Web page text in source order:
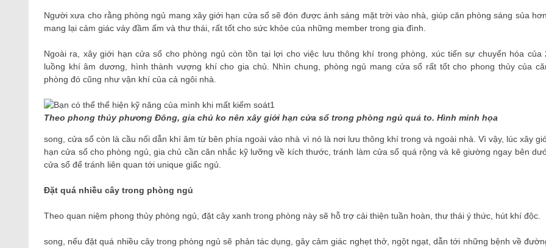
Người xưa cho rằng phòng ngủ mang xây giới hạn cửa sổ sẽ đón được ánh sáng mặt trời vào nhà, giúp căn phòng sáng sủa hơn,
mang lại cảm giác váy đầm ấm và thư thái, rất tốt cho sức khỏe của những member trong gia đình.
Ngoài ra, xây giới hạn cửa sổ cho phòng ngủ còn tồn tại lợi cho việc lưu thông khí trong phòng, xúc tiến sự chuyển hóa của
luồng khí âm dương, hình thành vượng khí cho gia chủ. Nhìn chung, phòng ngủ mang cửa sổ rất tốt cho phong thủy của
phòng đó cũng như vận khí của cả ngôi nhà.
Theo phong thủy phương Đông, gia chủ ko nên xây giới hạn cửa sổ trong phòng ngủ quá to. Hình minh họa
song, cửa sổ còn là cầu nối dẫn khí âm từ bên phía ngoài vào nhà vì nó là nơi lưu thông khí trong và ngoài nhà. Vì vậy, lúc xây
hạn cửa sổ cho phòng ngủ, gia chủ cần cân nhắc kỹ lưỡng về kích thước, tránh làm cửa sổ quá rộng và kê giường ngay bên
cửa sổ để tránh liên quan tới unique giấc ngủ.
Đặt quá nhiều cây trong phòng ngủ
Theo quan niệm phong thủy phòng ngủ, đặt cây xanh trong phòng này sẽ hỗ trợ cải thiện tuần hoàn, thư thái ý thức, hút khí độc.
song, nếu đặt quá nhiều cây trong phòng ngủ sẽ phản tác dụng, gây cảm giác nghẹt thở, ngột ngạt, dẫn tới những bệnh về